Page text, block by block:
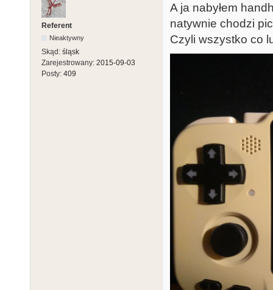
Referent
Nieaktywny
Skąd: śląsk
Zarejestrowany: 2015-09-03
Posty: 409
A ja nabyłem
natywnie chodzi
Czyli wszystko co